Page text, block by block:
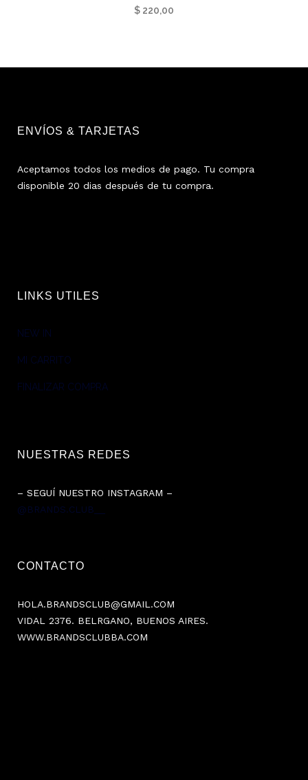
$ 220,00
ENVÍOS & TARJETAS
Aceptamos todos los medios de pago. Tu compra
disponible 20 dias después de tu compra.
LINKS UTILES
NEW IN
MI CARRITO
FINALIZAR COMPRA
NUESTRAS REDES
– SEGUÍ NUESTRO INSTAGRAM –
@BRANDS.CLUB__
CONTACTO
HOLA.BRANDSCLUB@GMAIL.COM
VIDAL 2376. BELRGANO, BUENOS AIRES.
WWW.BRANDSCLUBBA.COM